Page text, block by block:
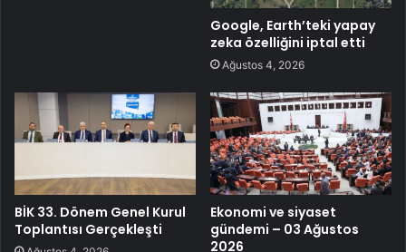
Google, Earth’teki yapay
zeka özelliğini iptal etti
Ağustos 4, 2026
BİK 33. Dönem Genel Kurul
Toplantısı Gerçekleşti
Ekonomi ve siyaset
gündemi – 03 Ağustos
2026